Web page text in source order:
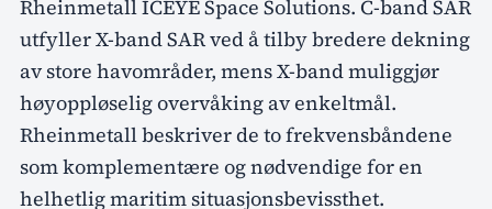
Rheinmetall ICEYE Space Solutions. C-band SAR
utfyller X-band SAR ved å tilby bredere dekning
av store havområder, mens X-band muliggjør
høyoppløselig overvåking av enkeltmål.
Rheinmetall beskriver de to frekvensbåndene
som komplementære og nødvendige for en
helhetlig maritim situasjonsbevissthet.